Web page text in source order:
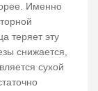
Именно
теряет эту
снижается,
сухой